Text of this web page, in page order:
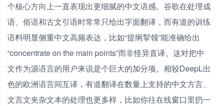
个核心方向上一直表现出更细腻的中文语感。谷歌在处理成
语、俗语和古文引语时常常只给出字面翻译，而有道的训练
语料明显侧重中文高频表达，比如“提纲挈领”能准确给出
“concentrate on the main points”而非怪异直译。这对把中
文作为源语言的用户来说是个巨大的加分项。相较DeepL出
色的欧洲语言间互译，有道翻译在数量上支持的中文方言、
文言文夹杂文本的处理也更多样，比如你往在线窗口里扔一